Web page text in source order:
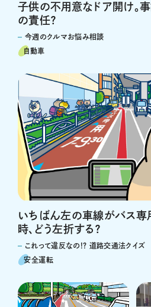
子供の不用意なドア開け。
の責任？
今週のクルマお悩み相談
自動車
いちばん左の車線がバス専
時、どう左折する？
これって違反なの!? 道路交通法クイズ
安全運転